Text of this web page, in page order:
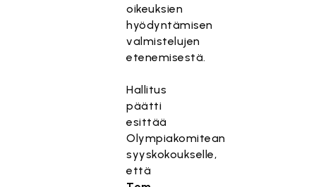
oikeuksien
hyödyntämisen
valmistelujen
etenemisestä.
Hallitus
päätti
esittää
Olympiakomitean
syyskokoukselle,
että